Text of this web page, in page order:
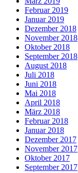
Februar 2019
Januar 2019
Dezember 2018
November 2018
Oktober 2018
September 2018
August 2018
Juli 2018
Juni 2018
Mai 2018
April 2018
März 2018
Februar 2018
Januar 2018
Dezember 2017
November 2017
Oktober 2017
September 2017